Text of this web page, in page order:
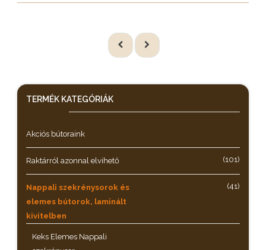
TERMÉK KATEGÓRIÁK
Akciós bútoraink
Raktárról azonnal elvihető (101)
Nappali szekrénysorok és
elemes bútorok, laminált
kivitelben
(41)
Keks Elemes Nappali